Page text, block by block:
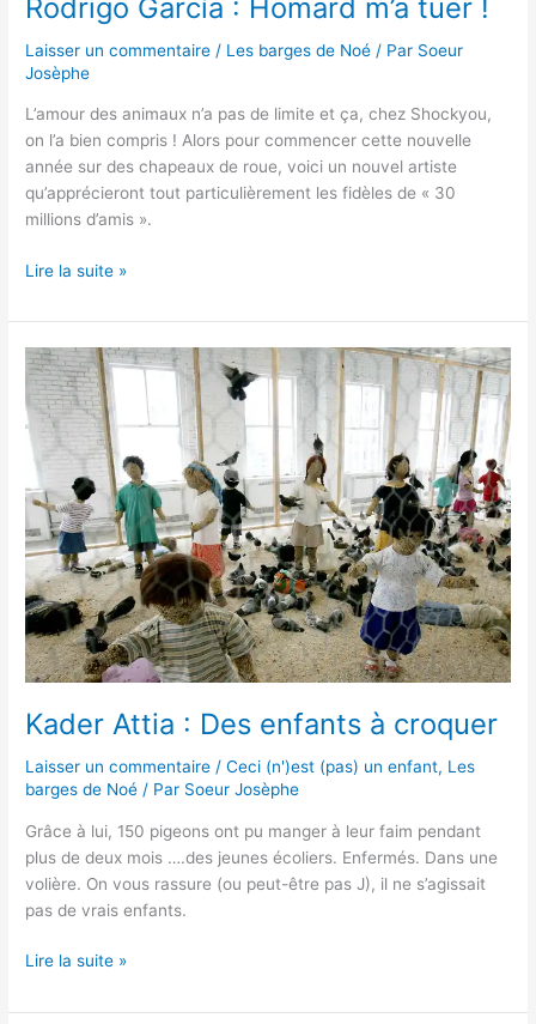
Rodrigo García : Homard m’a tuer !
Laisser un commentaire / Les barges de Noé / Par Soeur
Josèphe
L’amour des animaux n’a pas de limite et ça, chez Shockyou,
on l’a bien compris ! Alors pour commencer cette nouvelle
année sur des chapeaux de roue, voici un nouvel artiste
qu’apprécieront tout particulièrement les fidèles de « 30
millions d’amis ».
Lire la suite »
Kader Attia : Des enfants à croquer
Laisser un commentaire /Ceci (n')est (pas) un enfant, Les
barges de Noé / Par Soeur Josèphe
Grâce à lui, 150 pigeons ont pu manger à leur faim pendant
plus de deux mois ….des jeunes écoliers. Enfermés. Dans une
volière. On vous rassure (ou peut-être pas J), il ne s’agissait
pas de vrais enfants.
Kader
Attia
:
Des
enfants
à
croquer
Lire la suite »